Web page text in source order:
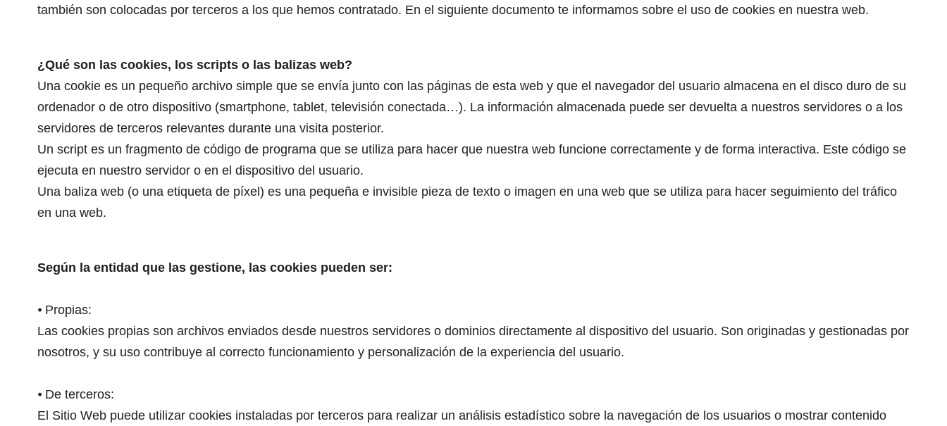
también son colocadas por terceros a los que hemos contratado. En el siguiente documento te informamos sobre el uso de cookies en nuestra web.
¿Qué son las cookies, los scripts o las balizas web?
Una cookie es un pequeño archivo simple que se envía junto con las páginas de esta web y que el navegador del usuario almacena en el disco duro de su
ordenador o de otro dispositivo (smartphone, tablet, televisión conectada…). La información almacenada puede ser devuelta a nuestros servidores o a los
servidores de terceros relevantes durante una visita posterior.
Un script es un fragmento de código de programa que se utiliza para hacer que nuestra web funcione correctamente y de forma interactiva. Este código se
ejecuta en nuestro servidor o en el dispositivo del usuario.
Una baliza web (o una etiqueta de píxel) es una pequeña e invisible pieza de texto o imagen en una web que se utiliza para hacer seguimiento del tráfico
en una web.
Según la entidad que las gestione, las cookies pueden ser:
⦁ Propias:
Las cookies propias son archivos enviados desde nuestros servidores o dominios directamente al dispositivo del usuario. Son originadas y gestionadas por
nosotros, y su uso contribuye al correcto funcionamiento y personalización de la experiencia del usuario.
⦁ De terceros:
El Sitio Web puede utilizar cookies instaladas por terceros para realizar un análisis estadístico sobre la navegación de los usuarios o mostrar contenido